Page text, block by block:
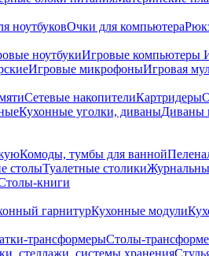
ноутбуковОчки для компьютера
ноутбукиИгровые компьютеры
Игровые микрофоныИгровая
Сетевые накопителиКартридеры
Кухонные уголки, диваныДиваны
Комоды, тумбы для ванной
столыТуалетные столики
книги
гарнитурКухонные модули
трансформерыСтолы-
стеллажи, системы хранения